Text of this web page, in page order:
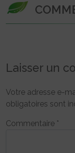
Laisser un
Votre adresse e-
obligatoires sont
Commentaire *